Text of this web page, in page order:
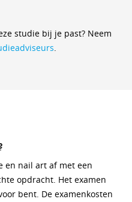
studie bij je past? Neem
.
en nail art af met een
opdracht. Het examen
bent. De examenkosten